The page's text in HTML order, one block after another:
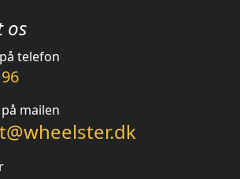
os
telefon
mailen